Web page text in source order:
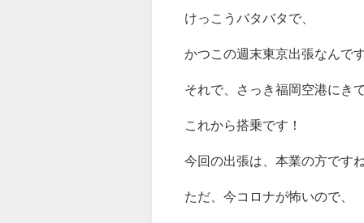
けっこうバタバタで、
かつこの週末東京出張なんです
それで、さっき福岡空港にきて
これから搭乗です！
今回の出張は、本業の方ですね
ただ、今コロナが怖いので、